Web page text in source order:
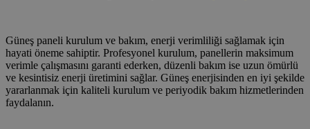
Güneş paneli kurulum ve bakım, enerji verimliliği sağlamak için
hayati öneme sahiptir. Profesyonel kurulum, panellerin maksimum
verimle çalışmasını garanti ederken, düzenli bakım ise uzun ömürlü
ve kesintisiz enerji üretimini sağlar. Güneş enerjisinden en iyi şekilde
yararlanmak için kaliteli kurulum ve periyodik bakım hizmetlerinden
faydalanın.